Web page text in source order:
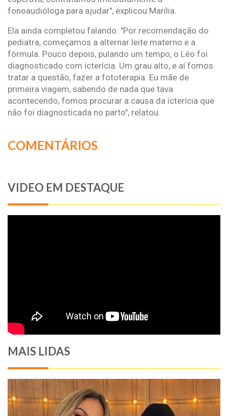
fonoaudióloga para ajudar", explicou Marília.
Ela ainda completou falando: "Por recomendação do
pediatra, começamos a alternar leite materno e a
fórmula. Pouco depois, pulando um tempo, o Léo foi
diagnosticado com icterícia. Um grau alto, e aí fomos
tratar a questão, fazer a fototerapia. Eu mãe de
primeira viagem, sabendo de nada que tava
acontecendo, fomos procurar a causa da icterícia que
não foi diagnosticada no parto", relatou.
COMENTÁRIOS
VIDEO EM DESTAQUE
MAIS LIDAS